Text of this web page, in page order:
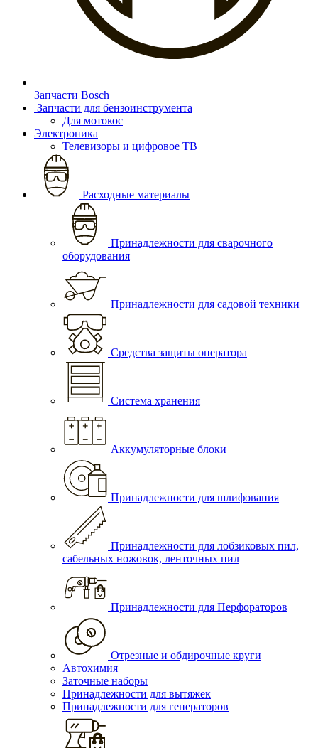
Запчасти Bosch
Запчасти для бензоинструмента
Для мотокос
Электроника
Телевизоры и цифровое ТВ
Расходные материалы
Принадлежности для сварочного
оборудования
Принадлежности для садовой техники
Средства защиты оператора
Система хранения
Аккумуляторные блоки
Принадлежности для шлифования
Принадлежности для лобзиковых пил,
сабельных ножовок, ленточных пил
Принадлежности для Перфораторов
Отрезные и обдирочные круги
Автохимия
Заточные наборы
Принадлежности для вытяжек
Принадлежности для генераторов